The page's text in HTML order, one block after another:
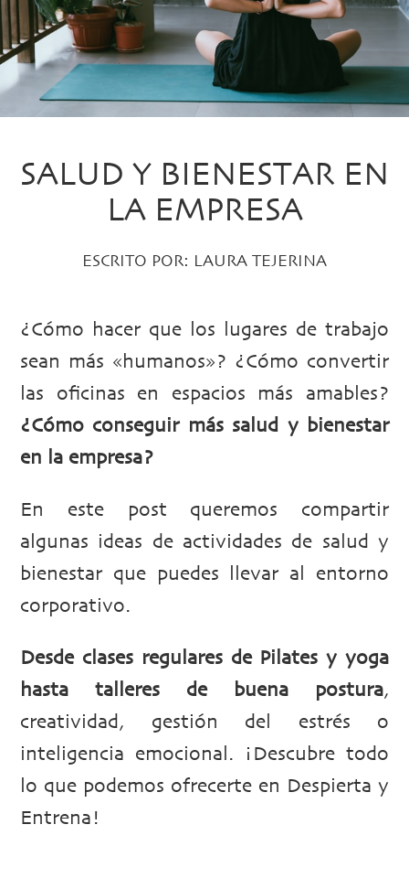
SALUD Y BIENESTAR EN
LA EMPRESA
ESCRITO POR: LAURA TEJERINA
¿Cómo hacer que los lugares de trabajo
sean más «humanos»? ¿Cómo convertir
las oficinas en espacios más amables?
¿Cómo conseguir más salud y bienestar
en la empresa?
En este post queremos compartir
algunas ideas de actividades de salud y
bienestar que puedes llevar al entorno
corporativo.
Desde clases regulares de Pilates y yoga
hasta talleres de buena postura,
creatividad, gestión del estrés o
inteligencia emocional. ¡Descubre todo
lo que podemos ofrecerte en Despierta y
Entrena!